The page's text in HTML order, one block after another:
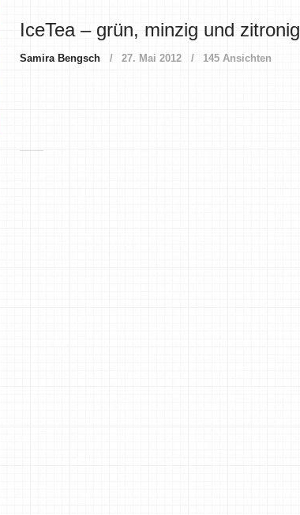
IceTea – grün, minzig und zitronig
Samira Bengsch 27. Mai 2012 145 Ansichten